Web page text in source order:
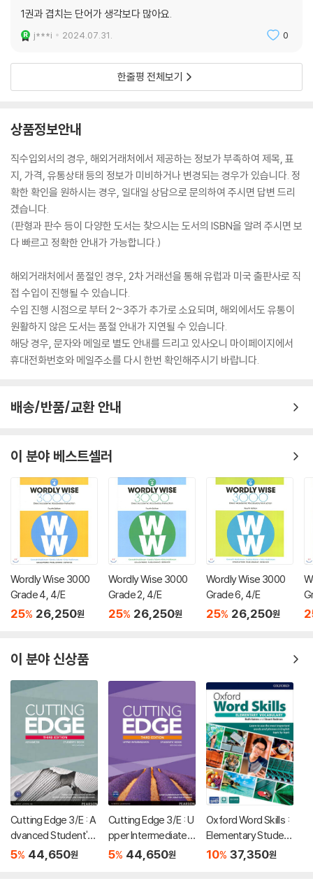
1권과 겹치는 단어가 생각보다 많아요.
j***i 2024.07.31. 0
한줄평 전체보기
상품정보안내
직수입외서의 경우, 해외거래처에서 제공하는 정보가 부족하여 제목, 표
지, 가격, 유통상태 등의 정보가 미비하거나 변경되는 경우가 있습니다. 정
확한 확인을 원하시는 경우, 일대일 상담으로 문의하여 주시면 답변 드리
겠습니다.
(판형과 판수 등이 다양한 도서는 찾으시는 도서의 ISBN을 알려 주시면 보
다 빠르고 정확한 안내가 가능합니다.)
해외거래처에서 품절인 경우, 2차 거래선을 통해 유럽과 미국 출판사로 직
접 수입이 진행될 수 있습니다.
수입 진행 시점으로 부터 2~3주가 추가로 소요되며, 해외에서도 유통이
원활하지 않은 도서는 품절 안내가 지연될 수 있습니다.
해당 경우, 문자와 메일로 별도 안내를 드리고 있사오니 마이페이지에서
휴대전화번호와 메일주소를 다시 한번 확인해주시기 바랍니다.
배송/반품/교환 안내
이 분야 베스트셀러
Wordly Wise 3000
Grade 4, 4/E
25% 26,250원
Wordly Wise 3000
Grade 2, 4/E
25% 26,250원
Wordly Wise 3000
Grade 6, 4/E
25% 26,250원
이 분야 신상품
Cutting Edge 3/E : A
dvanced Student's
Book & eBook with
5% 44,650원
Cutting Edge 3/E : U
pper Intermediate S
tudent's Book & eB
5% 44,650원
Oxford Word Skills :
Elementary Student
Book with App, 2/E
10% 37,350원